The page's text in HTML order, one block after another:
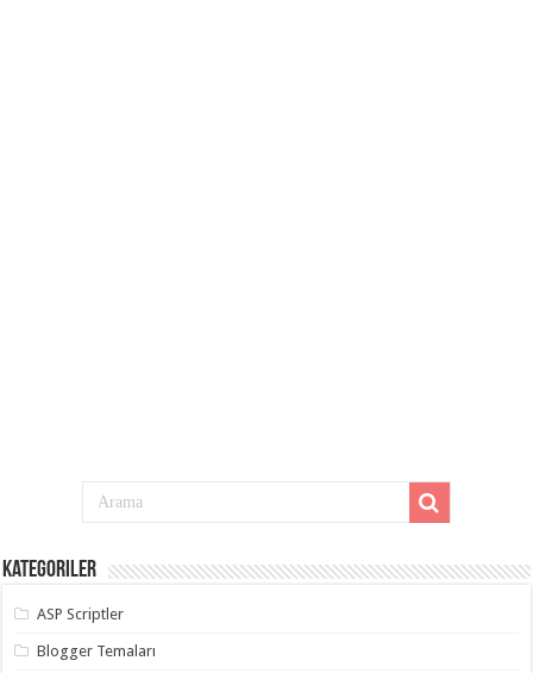
Kategoriler
ASP Scriptler
Blogger Temaları